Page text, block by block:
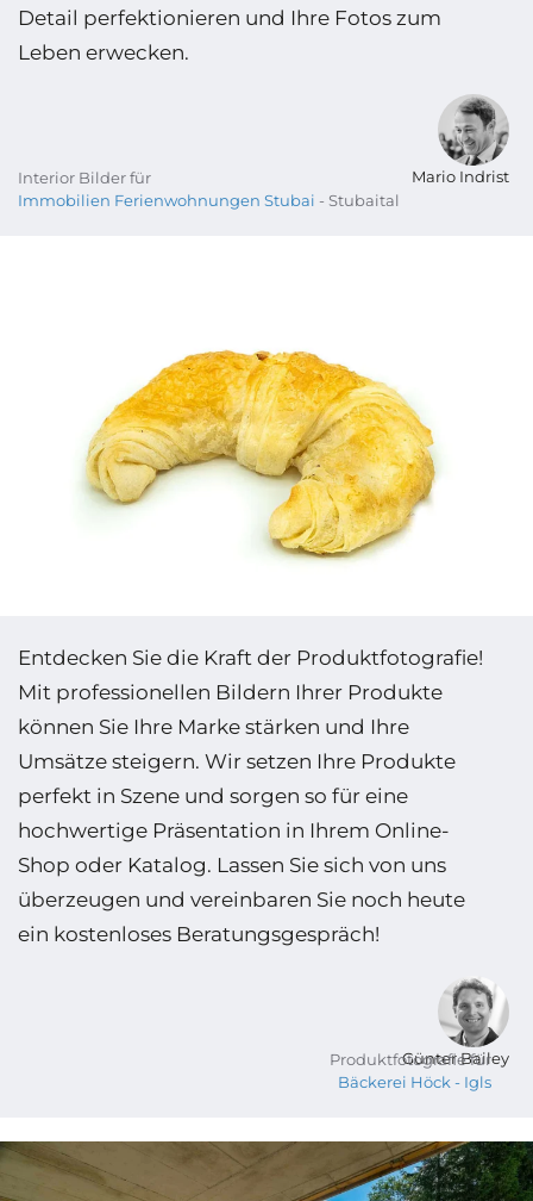
Detail perfektionieren und Ihre Fotos zum
Leben erwecken.
Mario Indrist
Interior Bilder für
Immobilien Ferienwohnungen Stubai - Stubaital
Entdecken Sie die Kraft der Produkt­foto­grafie!
Mit professionellen Bildern Ihrer Produkte
können Sie Ihre Marke stärken und Ihre
Umsätze steigern. Wir setzen Ihre Produkte
perfekt in Szene und sorgen so für eine
hochwertige Präsen­tation in Ihrem Online-
Shop oder Katalog. Lassen Sie sich von uns
überzeugen und vereinbaren Sie noch heute
ein kosten­loses Beratungsgespräch!
Günter Bailey
Produktfotografie für
Bäckerei Höck - Igls